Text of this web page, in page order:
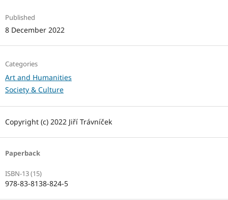
Published
8 December 2022
Categories
Art and Humanities
Society & Culture
Copyright (c) 2022 Jiří Trávníček
Paperback
ISBN-13 (15)
978-83-8138-824-5